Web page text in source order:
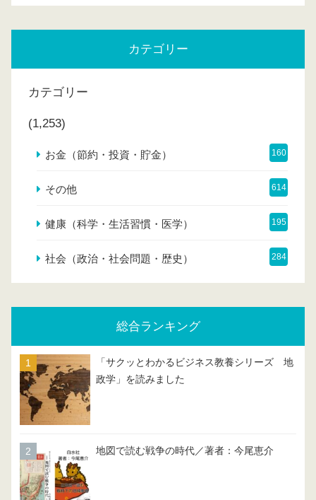
カテゴリー
カテゴリー
(1,253)
お金（節約・投資・貯金） 160
その他 614
健康（科学・生活習慣・医学） 195
社会（政治・社会問題・歴史） 284
総合ランキング
「サクッとわかるビジネス教養シリーズ 地
政学」を読みました
地図で読む戦争の時代／著者：今尾恵介